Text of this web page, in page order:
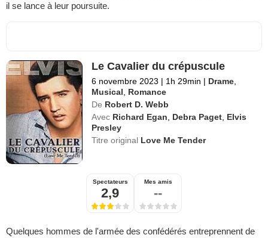
il se lance à leur poursuite.
Le Cavalier du crépuscule
6 novembre 2023 | 1h 29min | Drame,
Musical, Romance
De Robert D. Webb
Avec Richard Egan, Debra Paget, Elvis
Presley
Titre original Love Me Tender
Spectateurs
2,9
Mes amis
--
Quelques hommes de l'armée des confédérés entreprennent de